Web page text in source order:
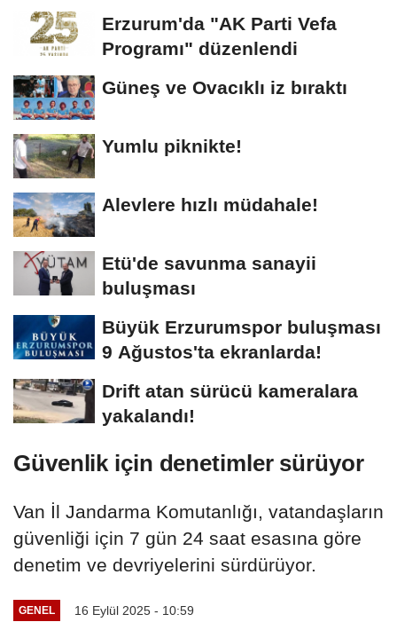
Erzurum'da "AK Parti Vefa
Programı" düzenlendi
Güneş ve Ovacıklı iz bıraktı
Yumlu piknikte!
Alevlere hızlı müdahale!
Etü'de savunma sanayii
buluşması
Büyük Erzurumspor buluşması
9 Ağustos'ta ekranlarda!
Drift atan sürücü kameralara
yakalandı!
Güvenlik için denetimler sürüyor
Van İl Jandarma Komutanlığı, vatandaşların
güvenliği için 7 gün 24 saat esasına göre
denetim ve devriyelerini sürdürüyor.
GENEL 16 Eylül 2025 - 10:59